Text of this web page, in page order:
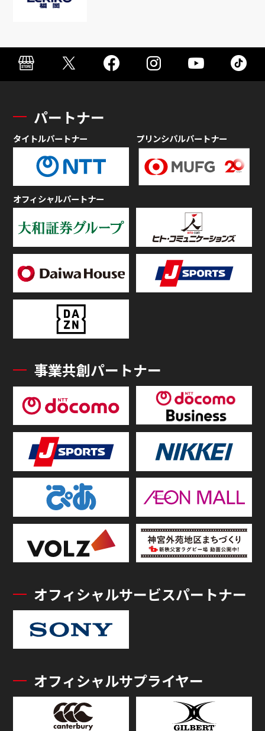
パートナー
タイトルパートナー プリンシパルパートナー
オフィシャルパートナー
事業共創パートナー
オフィシャルサービスパートナー
オフィシャルサプライヤー